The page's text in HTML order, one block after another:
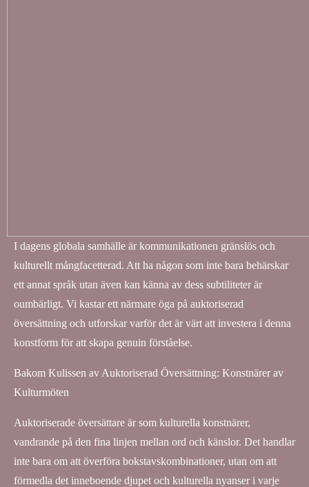
I dagens globala samhälle är kommunikationen gränslös och
kulturellt mångfacetterad. Att ha någon som inte bara behärskar
ett annat språk utan även kan känna av dess subtiliteter är
oumbärligt. Vi kastar ett närmare öga på auktoriserad
översättning och utforskar varför det är värt att investera i denna
konstform för att skapa genuin förståelse.
Bakom Kulissen av Auktoriserad Översättning: Konstnärer av
Kulturmöten
Auktoriserade översättare är som kulturella konstnärer,
vandrande på den fina linjen mellan ord och känslor. Det handlar
inte bara om att överföra bokstavskombinationer, utan om att
förmedla det inneboende djupet och kulturella nyanser i varje